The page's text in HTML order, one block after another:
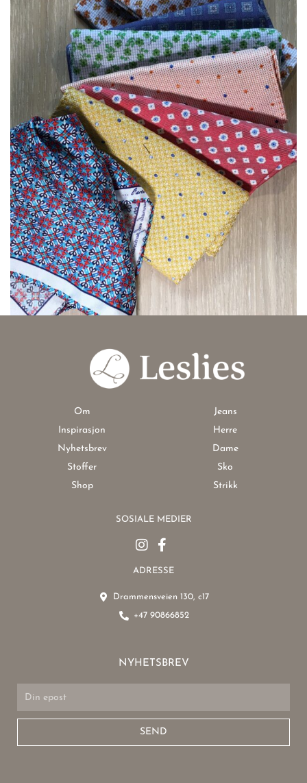
Om
Inspirasjon
Nyhetsbrev
Stoffer
Shop
Jeans
Herre
Dame
Sko
Strikk
SOSIALE MEDIER
ADRESSE
Drammensveien 130, c17
+47 90866852
NYHETSBREV
SEND